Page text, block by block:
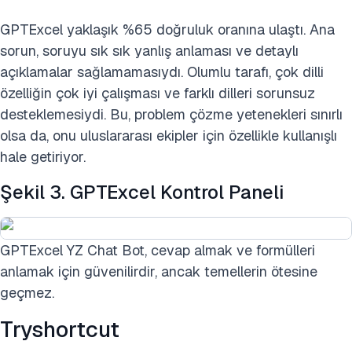
GPTExcel yaklaşık %65 doğruluk oranına ulaştı. Ana
sorun, soruyu sık sık yanlış anlaması ve detaylı
açıklamalar sağlamamasıydı. Olumlu tarafı, çok dilli
özelliğin çok iyi çalışması ve farklı dilleri sorunsuz
desteklemesiydi. Bu, problem çözme yetenekleri sınırlı
olsa da, onu uluslararası ekipler için özellikle kullanışlı
hale getiriyor.
Şekil 3. GPTExcel Kontrol Paneli
GPTExcel YZ Chat Bot, cevap almak ve formülleri
anlamak için güvenilirdir, ancak temellerin ötesine
geçmez.
Tryshortcut